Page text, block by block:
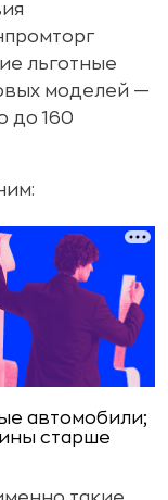
льготные
моделей —
до 160
автомобили;
старше